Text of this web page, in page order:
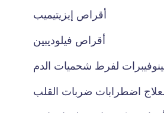
أقراص إيزيتيميب
أقراص فيلوديبين
لفرط شحميات الدم
لعلاج اضطرابات ضربات القلب